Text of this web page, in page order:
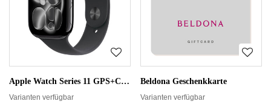
Apple Watch Series 11 GPS+Cellular Aluminium 42mm − Sportarmband
Varianten verfügbar
Beldona Geschenkkarte
Varianten verfügbar